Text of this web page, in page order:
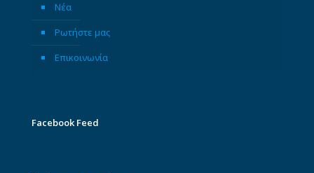
Νέα
Ρωτήστε μας
Επικοινωνία
Facebook Feed